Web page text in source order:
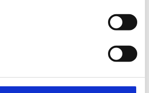
& sponsring